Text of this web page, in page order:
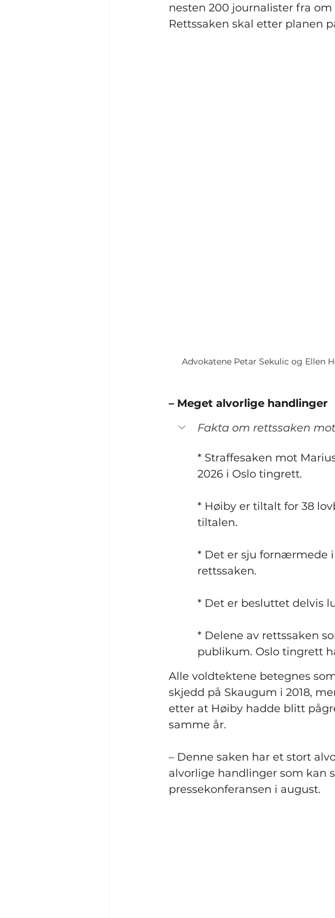
nesten 200 journalister fra
Rettssaken skal etter planen
Advokatene Petar Sekulic og Ellen
– Meget alvorlige handlinger
Fakta om rettssaken
* Straffesaken mot
2026 i Oslo tingrett.
* Høiby er tiltalt for 38
tiltalen.
* Det er sju fornærmede
rettssaken.
* Det er besluttet delvis
* Delene av rettssaken
publikum. Oslo tingrett
Alle voldtektene betegnes
skjedd på Skaugum i 2018,
etter at Høiby hadde blitt
samme år.
– Denne saken har et stort
alvorlige handlinger som kan
pressekonferansen i august.